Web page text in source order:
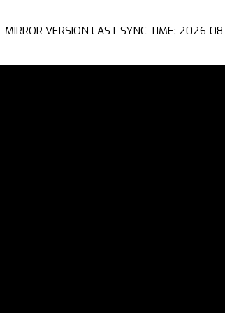
MIRROR VERSION LAST SYNC TIME: 2026-